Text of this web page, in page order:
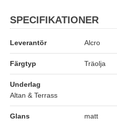
SPECIFIKATIONER
Leverantör Alcro
Färgtyp Träolja
Underlag
Altan & Terrass
Glans matt